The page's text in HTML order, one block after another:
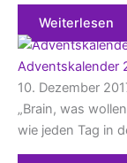
Weiterlesen
Adventskalender
10. Dezember
„Brain, was
wie jeden Tag in